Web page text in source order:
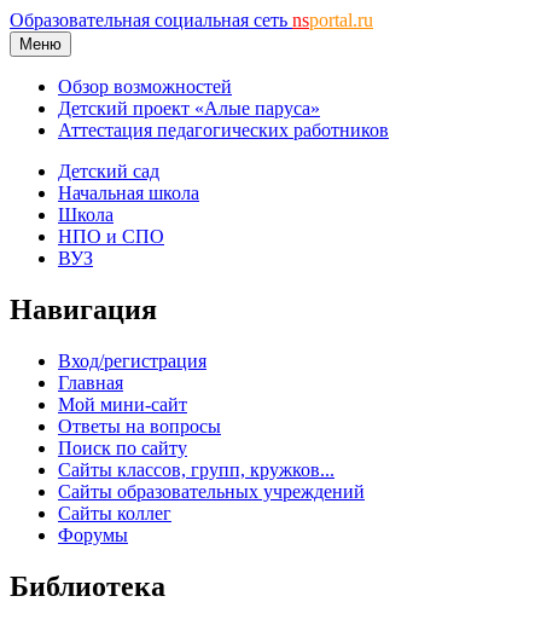
Образовательная социальная сеть nsportal.ru
Меню
Обзор возможностей
Детский проект «Алые паруса»
Аттестация педагогических работников
Детский сад
Начальная школа
Школа
НПО и СПО
ВУЗ
Навигация
Вход/регистрация
Главная
Мой мини-сайт
Ответы на вопросы
Поиск по сайту
Сайты классов, групп, кружков...
Сайты образовательных учреждений
Сайты коллег
Форумы
Библиотека